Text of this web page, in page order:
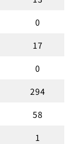
0
17
0
294
58
1